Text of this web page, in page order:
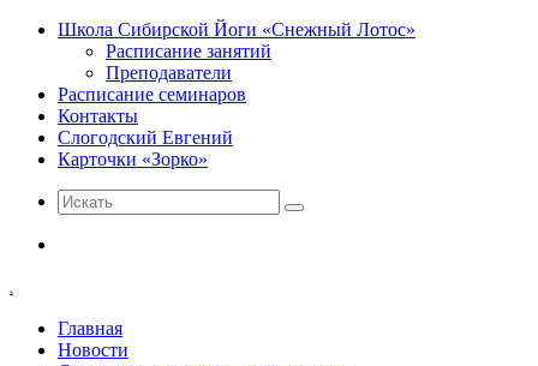
Школа Сибирской Йоги «Снежный Лотос»
Расписание занятий
Преподаватели
Расписание семинаров
Контакты
Слогодский Евгений
Карточки «Зорко»
Искать
.
Главная
Новости